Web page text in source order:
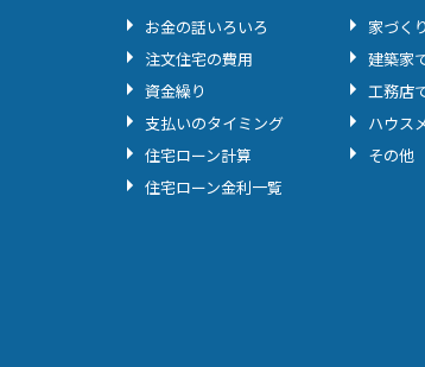
お金の話いろいろ
注文住宅の費用
資金繰り
支払いのタイミング
住宅ローン計算
住宅ローン金利一覧
家づく
建築家
工務店
ハウス
その他